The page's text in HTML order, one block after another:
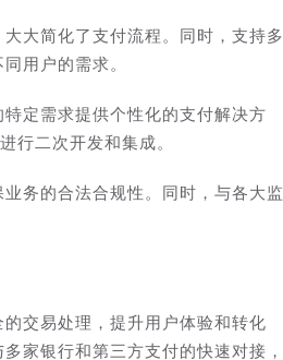
大简化了支付流程。同时，支持多
用户的需求。
定需求提供个性化的支付解决方
行二次开发和集成。
务的合法合规性。同时，与各大监
交易处理，提升用户体验和转化
家银行和第三方支付的快速对接，